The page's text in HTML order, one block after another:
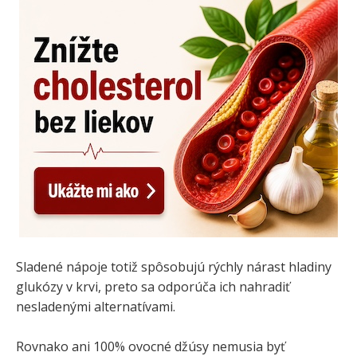
Sladené nápoje totiž spôsobujú rýchly nárast hladiny
glukózy v krvi, preto sa odporúča ich nahradiť
nesladenými alternatívami.
Rovnako ani 100% ovocné džúsy nemusia byť